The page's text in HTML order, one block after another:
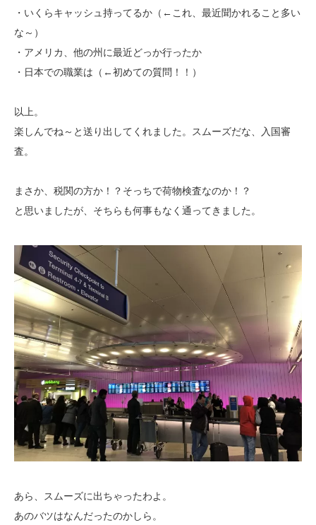
・いくらキャッシュ持ってるか（←これ、最近聞かれること多い
な～）
・アメリカ、他の州に最近どっか行ったか
・日本での職業は（←初めての質問！！）
以上。
楽しんでね～と送り出してくれました。スムーズだな、入国審
査。
まさか、税関の方か！？そっちで荷物検査なのか！？
と思いましたが、そちらも何事もなく通ってきました。
あら、スムーズに出ちゃったわよ。
あのバツはなんだったのかしら。